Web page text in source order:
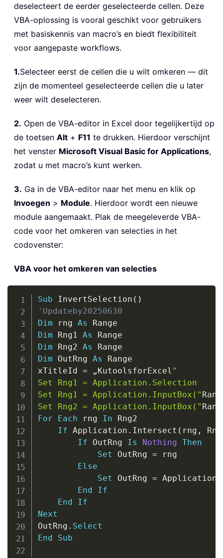
deselecteert de eerder geselecteerde cellen. Deze
VBA-oplossing is vooral geschikt voor gebruikers
met basiskennis van macro’s en biedt flexibiliteit
voor aangepaste workflows.
1.Selecteer eerst de cellen die u wilt omkeren — dit
zijn de momenteel geselecteerde cellen die u later
weer wilt deselecteren.
2. Open de VBA-editor in Excel door tegelijkertijd op
de toetsen Alt + F11 te drukken. Hierdoor verschijnt
het venster Microsoft Visual Basic for Applications,
zodat u met macro’s kunt werken.
3. Ga in de VBA-editor naar het menu en klik op
Invoegen > Module. Hierdoor wordt een nieuwe
module aangemaakt. Plak de meegeleverde VBA-
code voor het omkeren van selecties in het
codovenster:
VBA voor het omkeren van selecties
Sub InvertSelection ( )
'Updateby20250630
Dim rng As
Dim Rng1 As
Dim Rng2 As
Dim OutRng As Range
xTitleId = „KutoolsforExcel "
Set Rng1 = Application.Selection
Set Rng1 = Application.InputBox("
Set Rng2 = Application.InputBox("
For
Each rng In Rng2
If Application . Intersect ( rng ,
If OutRng Is Nothing Then
Set OutRng = rng
Else
Set OutRng = Application
End
If
End
If
Next
OutRng . Select
End
Sub